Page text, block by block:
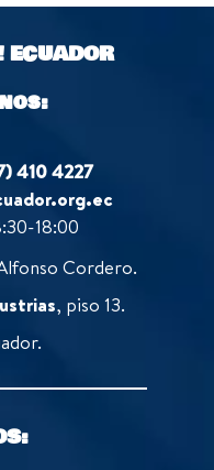
ECUADOR
410 4227
18:00
Cordero.
, piso 13.